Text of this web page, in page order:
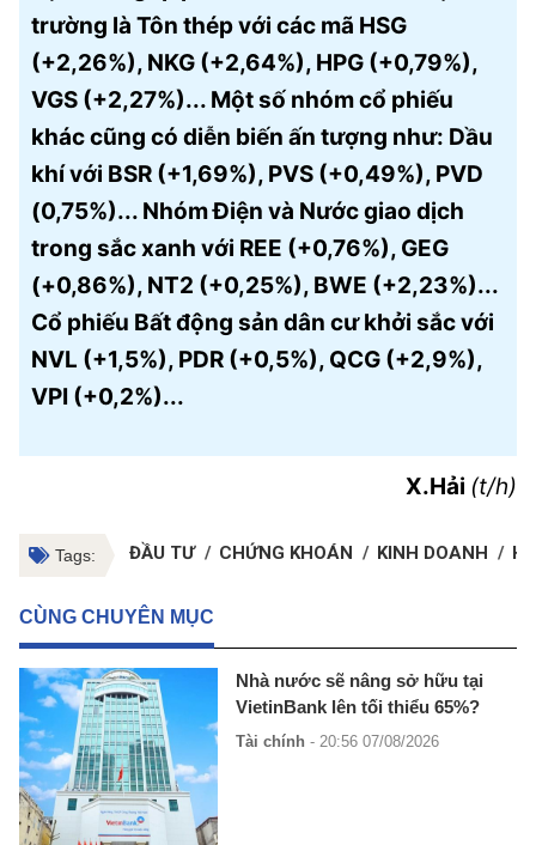
trường là Tôn thép với các mã HSG
(+2,26%), NKG (+2,64%), HPG (+0,79%),
VGS (+2,27%)... Một số nhóm cổ phiếu
khác cũng có diễn biến ấn tượng như: Dầu
khí với BSR (+1,69%), PVS (+0,49%), PVD
(0,75%)... Nhóm Điện và Nước giao dịch
trong sắc xanh với REE (+0,76%), GEG
(+0,86%), NT2 (+0,25%), BWE (+2,23%)...
Cổ phiếu Bất động sản dân cư khởi sắc với
NVL (+1,5%), PDR (+0,5%), QCG (+2,9%),
VPI (+0,2%)...
X.Hải (t/h)
Tags: ĐẦU TƯ CHỨNG KHOÁN KINH DOANH
CÙNG CHUYÊN MỤC
Nhà nước sẽ nâng sở hữu tại
VietinBank lên tối thiểu 65%?
Tài chính - 20:56 07/08/2026